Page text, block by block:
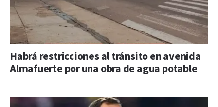
Habrá restricciones al tránsito en avenida
Almafuerte por una obra de agua potable